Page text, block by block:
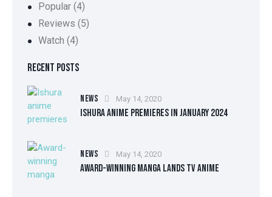
Popular (4)
Reviews (5)
Watch (4)
RECENT POSTS
NEWS May 14, 2020
ISHURA ANIME PREMIERES IN JANUARY 2024
NEWS May 14, 2020
AWARD-WINNING MANGA LANDS TV ANIME